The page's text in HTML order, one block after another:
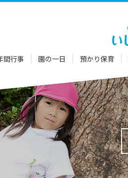
間行事 園の一日 預かり保育